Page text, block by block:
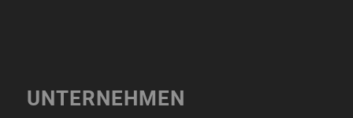
UNTERNEHMEN